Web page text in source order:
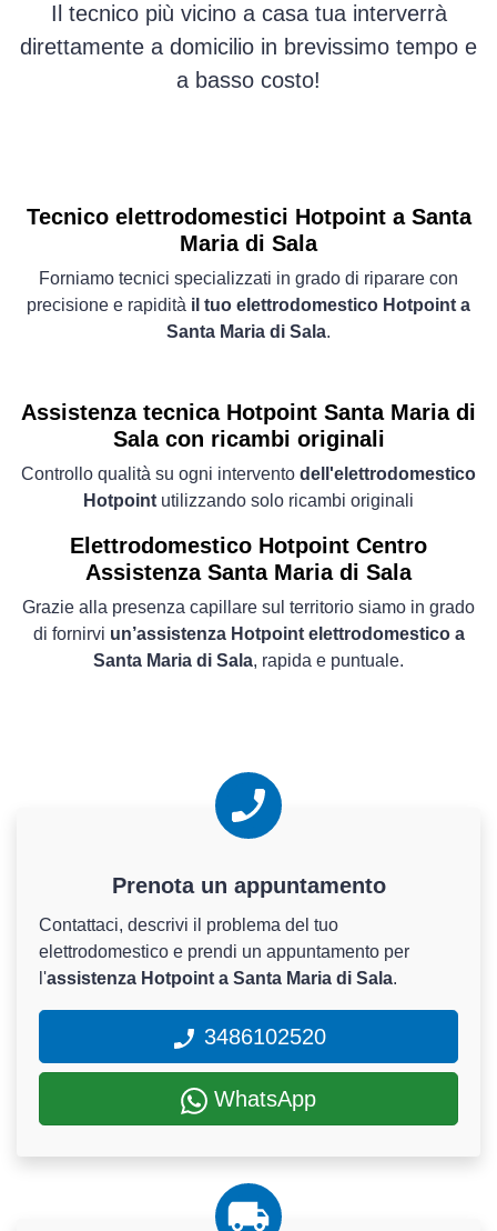
Il tecnico più vicino a casa tua interverrà
direttamente a domicilio in brevissimo tempo e
a basso costo!
Tecnico elettrodomestici Hotpoint a Santa
Maria di Sala
Forniamo tecnici specializzati in grado di riparare con
precisione e rapidità il tuo elettrodomestico Hotpoint a
Santa Maria di Sala.
Assistenza tecnica Hotpoint Santa Maria di
Sala con ricambi originali
Controllo qualità su ogni intervento dell'elettrodomestico
Hotpoint utilizzando solo ricambi originali
Elettrodomestico Hotpoint Centro
Assistenza Santa Maria di Sala
Grazie alla presenza capillare sul territorio siamo in grado
di fornirvi un’assistenza Hotpoint elettrodomestico a
Santa Maria di Sala, rapida e puntuale.
Prenota un appuntamento
Contattaci, descrivi il problema del tuo
elettrodomestico e prendi un appuntamento per
l'assistenza Hotpoint a Santa Maria di Sala.
3486102520
WhatsApp